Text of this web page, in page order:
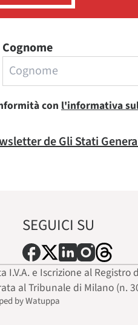
Cognome
con l'informativa
de Gli Stati
SEGUICI SU
I.V.A. e Iscrizione al
al Tribunale di Milano (n.
by Watuppa